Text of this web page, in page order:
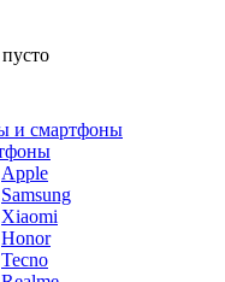
и смартфоны
Apple
Samsung
Xiaomi
Honor
Tecno